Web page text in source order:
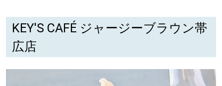
KEY'S CAFÉ ジャージーブラウン帯
広店